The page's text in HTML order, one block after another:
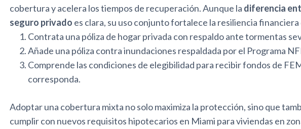
cobertura y acelera los tiempos de recuperación. Aunque la diferencia
seguro privado es clara, su uso conjunto fortalece la resiliencia financiera
Contrata una póliza de hogar privada con respaldo ante tormentas
Añade una póliza contra inundaciones respaldada por el Programa
Comprende las condiciones de elegibilidad para recibir fondos de
corresponda.
Adoptar una cobertura mixta no solo maximiza la protección, sino que
cumplir con nuevos requisitos hipotecarios en Miami para viviendas en